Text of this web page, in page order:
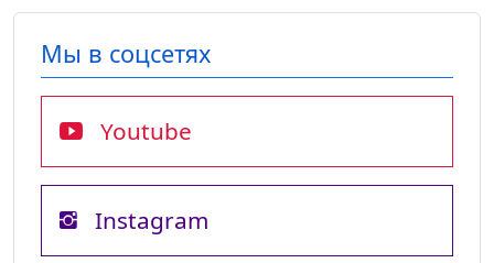
Мы в соцсетях
Youtube
Instagram